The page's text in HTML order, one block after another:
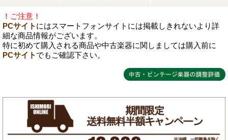
！ご注意！
PCサイト にはスマートフォンサイトには掲載しきれないより詳
細な商品情報がございます。
特に初めて購入される商品や中古楽器に関しましては購入前に
PCサイト でもご確認下さい。